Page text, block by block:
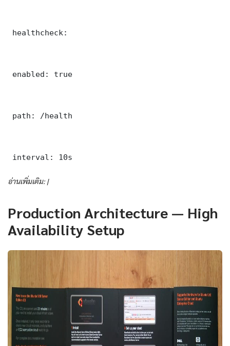
healthcheck:
enabled: true
path: /health
interval: 10s
อ่านเพิ่มเติม: |
Production Architecture — High
Availability Setup